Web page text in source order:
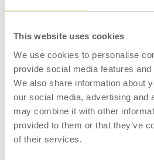
This website uses cookies
We use cookies to personalise
provide social media features
We also share information about
our social media, advertising and
may combine it with other
provided to them or that they’ve
of their services.
Der Arbeitstisch wird
und kratzfeste Oberfläche
Beständigkeit gegen
Chemikalien. Einfach
zu halten. Somit für die
Logistikumgebungen
Laminatplatte ist 24 mm
Kante aus 2 mm grauem